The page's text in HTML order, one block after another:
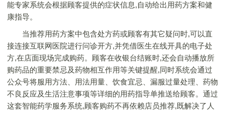
能专家系统会根据顾客提供的症状信息,自动给出用药方案和健
康指导。
当推荐用药方案中包含处方药或顾客有其它疑问时,可以直
接连接互联网医院进行问诊开方,并凭借医生在线开具的电子处
方,在店面现场完成购药。顾客在收银台结账时,还会自动播放所
购药品的重要禁忌及药物相互作用等关键提醒,同时系统会通过
公众号将服用方法、用法用量、饮食宜忌、漏服过量处理、药物
不良反应及生活注意事项等详细的用药指导单推送给顾客。通过
这套智能药学服务系统,顾客购药不再依赖店员推荐,既解决了人